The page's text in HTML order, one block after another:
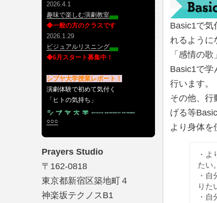
Basic1で気
れるように
「感情の
Basic1で学
行います。
その他、行
げる等
より身体を
・
たい
・
りた
・
2026.4.1
趣味で楽しむ演劇教室
◆一般の方のクラスです
2026.1.29
ビジュアルリスニング
◆6月スタート募集中！
シブヤ大学授業レポート！
演劇体験で初めて気付く
「ヒトの気持ち」
○○○
Prayers Studio
〒162-0818
東京都新宿区築地町４
神楽坂テクノスB1